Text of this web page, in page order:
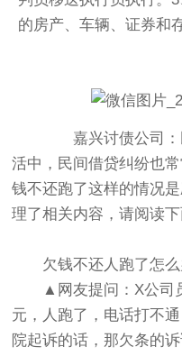
的房产、车辆、证券和
嘉兴讨债公司：
活中，民间借贷纠纷也
钱不还跑了这样的情况
理了相关内容，请阅读下
欠钱不还人跑了怎么
▲网友提问：X公司员
元，人跑了，电话打不
院起诉的话，那欠条的